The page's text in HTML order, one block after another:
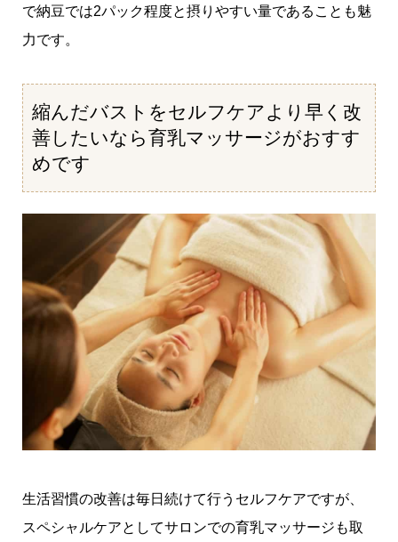
で納豆では2パック程度と摂りやすい量であることも魅
力です。
縮んだバストをセルフケアより早く改
善したいなら育乳マッサージがおすす
めです
生活習慣の改善は毎日続けて行うセルフケアですが、
スペシャルケアとしてサロンでの育乳マッサージも取